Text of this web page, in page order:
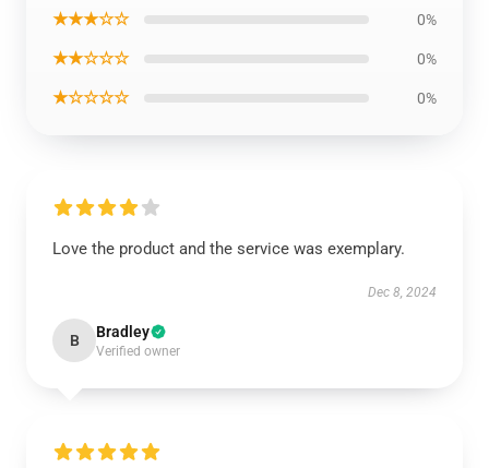
★★★☆☆ 0%
★★☆☆☆ 0%
★☆☆☆☆ 0%
Love the product and the service was exemplary.
Dec 8, 2024
B Bradley
Verified owner